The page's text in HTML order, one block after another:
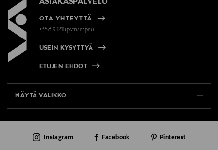
ASIAKASPALVELU
OTA YHTEYTTÄ
+358 9 1211(pvm/mpm)
USEIN KYSYTTYÄ
ETUJEN EHDOT
NÄYTÄ VALIKKO
AJANKOHTAISTA
Instagram Facebook Pinterest